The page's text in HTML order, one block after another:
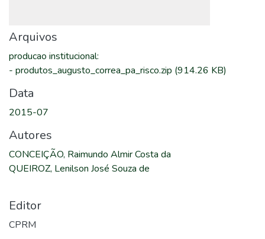
Arquivos
producao institucional:
- produtos_augusto_correa_pa_risco.zip (914.26 KB)
Data
2015-07
Autores
CONCEIÇÃO, Raimundo Almir Costa da
QUEIROZ, Lenilson José Souza de
Editor
CPRM